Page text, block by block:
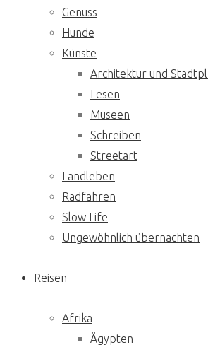
Genuss
Hunde
Künste
Architektur und
Lesen
Museen
Schreiben
Streetart
Landleben
Radfahren
Slow Life
Ungewöhnlich übernachten
Reisen
Afrika
Ägypten